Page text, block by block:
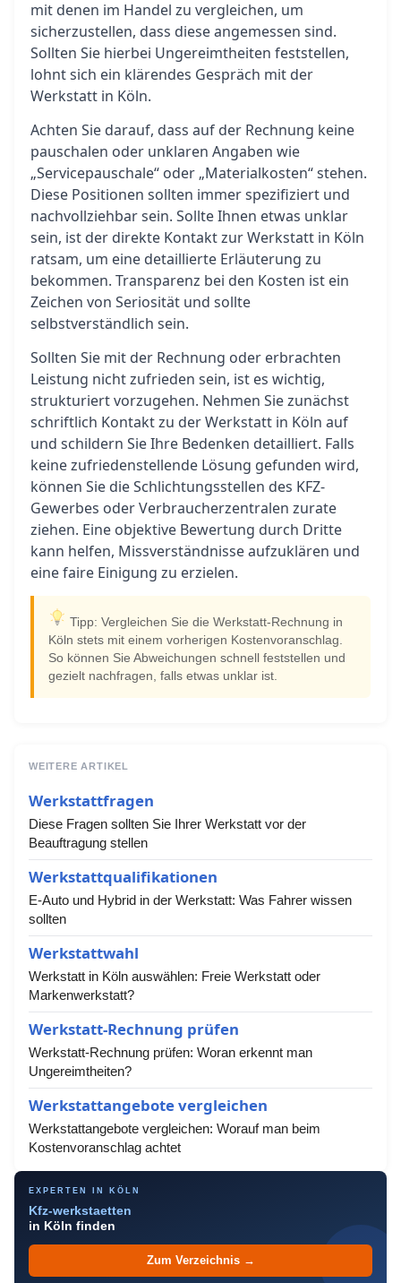
mit denen im Handel zu vergleichen, um
sicherzustellen, dass diese angemessen sind.
Sollten Sie hierbei Ungereimtheiten feststellen,
lohnt sich ein klärendes Gespräch mit der
Werkstatt in Köln.
Achten Sie darauf, dass auf der Rechnung keine
pauschalen oder unklaren Angaben wie
„Servicepauschale“ oder „Materialkosten“ stehen.
Diese Positionen sollten immer spezifiziert und
nachvollziehbar sein. Sollte Ihnen etwas unklar
sein, ist der direkte Kontakt zur Werkstatt in Köln
ratsam, um eine detaillierte Erläuterung zu
bekommen. Transparenz bei den Kosten ist ein
Zeichen von Seriosität und sollte
selbstverständlich sein.
Sollten Sie mit der Rechnung oder erbrachten
Leistung nicht zufrieden sein, ist es wichtig,
strukturiert vorzugehen. Nehmen Sie zunächst
schriftlich Kontakt zu der Werkstatt in Köln auf
und schildern Sie Ihre Bedenken detailliert. Falls
keine zufriedenstellende Lösung gefunden wird,
können Sie die Schlichtungsstellen des KFZ-
Gewerbes oder Verbraucherzentralen zurate
ziehen. Eine objektive Bewertung durch Dritte
kann helfen, Missverständnisse aufzuklären und
eine faire Einigung zu erzielen.
Tipp: Vergleichen Sie die Werkstatt-Rechnung in
Köln stets mit einem vorherigen Kostenvoranschlag.
So können Sie Abweichungen schnell feststellen und
gezielt nachfragen, falls etwas unklar ist.
WEITERE ARTIKEL
Werkstattfragen
Diese Fragen sollten Sie Ihrer Werkstatt vor der
Beauftragung stellen
Werkstattqualifikationen
E-Auto und Hybrid in der Werkstatt: Was Fahrer wissen
sollten
Werkstattwahl
Werkstatt in Köln auswählen: Freie Werkstatt oder
Markenwerkstatt?
Werkstatt-Rechnung prüfen
Werkstatt-Rechnung prüfen: Woran erkennt man
Ungereimtheiten?
Werkstattangebote vergleichen
Werkstattangebote vergleichen: Worauf man beim
Kostenvoranschlag achtet
EXPERTEN IN KÖLN
Kfz-werkstaetten
in Köln finden
Zum Verzeichnis →